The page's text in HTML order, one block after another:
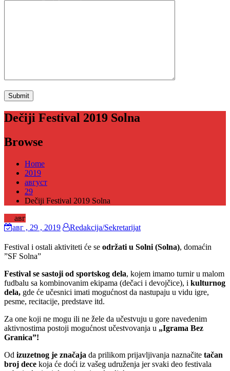
Dečiji Festival 2019 Solna
Browse
Home
2019
август
29
Dečiji Festival 2019 Solna
авг
авг , 29 , 2019 Redakcija/Sekretarijat
Festival i ostali aktiviteti će se održati u Solni (Solna), domaćin
”SF Solna”
Festival se sastoji od sportskog dela, kojem imamo turnir u malom
fudbalu sa kombinovanim ekipama (dečaci i devojčice), i kulturnog
dela, gde će učesnici imati mogućnost da nastupaju u vidu igre,
pesme, recitacije, predstave itd.
Za one koji ne mogu ili ne žele da učestvuju u gore navedenim
aktivnostima postoji mogućnost učestvovanja u „Igrama Bez
Granica”!
Od izuzetnog je značaja da prilikom prijavljivanja naznačite tačan
broj dece koja će doći iz vašeg udruženja jer svaki deo festivala